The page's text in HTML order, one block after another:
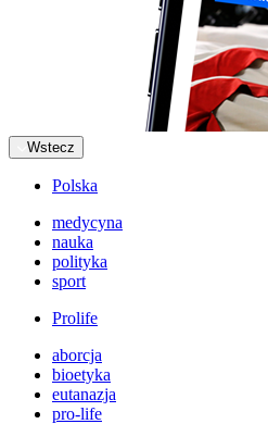
Wstecz
Polska
medycyna
nauka
polityka
sport
Prolife
aborcja
bioetyka
eutanazja
pro-life